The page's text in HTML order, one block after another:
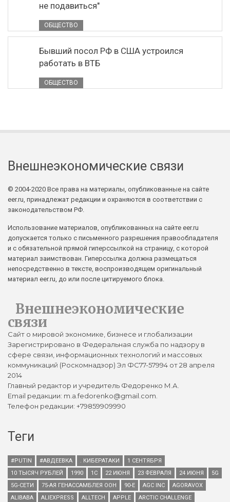
не подавиться"
ОБЩЕСТВО
Бывший посол РФ в США устроился
работать в ВТБ
ОБЩЕСТВО
Внешнеэкономические связи
© 2004-2020 Все права на материалы, опубликованные на сайте
eer.ru, принадлежат редакции и охраняются в соответствии с
законодательством РФ.
Использование материалов, опубликованных на сайте eer.ru
допускается только с письменного разрешения правообладателя
и с обязательной прямой гиперссылкой на страницу, с которой
материал заимствован. Гиперссылка должна размещаться
непосредственно в тексте, воспроизводящем оригинальный
материал eer.ru, до или после цитируемого блока.
Внешнеэкономические
связи
Сайт о мировой экономике, бизнесе и глобализации
Зарегистрировано в Федеральная служба по надзору в
сфере связи, информационных технологий и массовых
коммуникаций (Роскомнадзор) Эл ФС77-57994 от 28 апреля
2014
Главный редактор и учредитель Федоренко М.А.
Email редакции: m.a.fedorenko@gmail.com.
Телефон редакции: +79859909990
Теги
#PUTIN #АВДЕЕВКА . КИБЕРАТАКИ
1 СЕНТЯБРЯ
10 ТЫСЯЧ РУБЛЕЙ
1990 1С 22 ИЮНЯ 23 ФЕВРАЛЯ 24 ИЮНЯ
5G
5G-СЕТИ
75-АЯ ГЕНАССАМБЛЕЯ ООН 90-Е AGC INC
AGORAVOX
ALIBABA
ALIEXPRESS ALLTECH APPLE
ARCTIC CHALLENGE